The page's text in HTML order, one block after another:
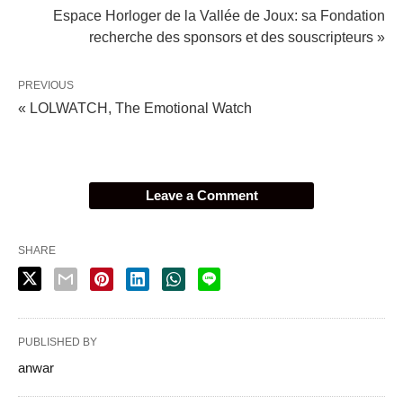
Espace Horloger de la Vallée de Joux: sa Fondation
recherche des sponsors et des souscripteurs »
PREVIOUS
« LOLWATCH, The Emotional Watch
Leave a Comment
SHARE
PUBLISHED BY
anwar